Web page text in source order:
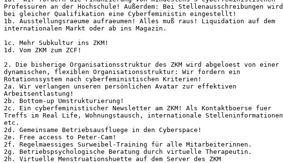
Professuren an der Hochschule! Außerdem: Bei Stellenausschreibungen wird
bei gleicher Qualifikation eine Cyberfeministin eingestellt!
1b. Ausstellungsraeume aufraeumen! Alles muß raus! Liquidation auf dem
internationalen Markt oder ab ins Magazin.
1c. Mehr Subkultur ins ZKM!
1d. Vom ZKM zum ZCF!
2. Die bisherige Organisationsstruktur des ZKM wird abgeloest von einer
dynamischen, flexiblen Organisationsstruktur: Wir fordern ein
Rotationssystem nach cyberfeministischen Kriterien!
2a. Wir verlangen unseren persönlichen Avatar zur effektiven
Arbeitsentlastung!
2b. Bottom-up Umstrukturierung!
2c. Ein cyberfeministischer Newsletter am ZKM! Als Kontaktboerse fuer
Treffs im Real Life, Wohnungstausch, internationale Stelleninformationen
etc.
2d. Gemeinsame Betriebsausfluege in den Cyberspace!
2e. Free access to Peter-Cam!
2f. Regelmaessiges Surweibel-Training für alle Mitarbeiterinnen.
2g. Betriebspsychologische Beratung durch virtuelle Therapeutin.
2h. Virtuelle Menstruationshuette auf dem Server des ZKM